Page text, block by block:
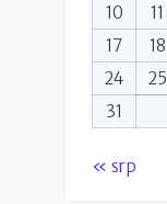
10
11
17
18
24
25
31
« srp